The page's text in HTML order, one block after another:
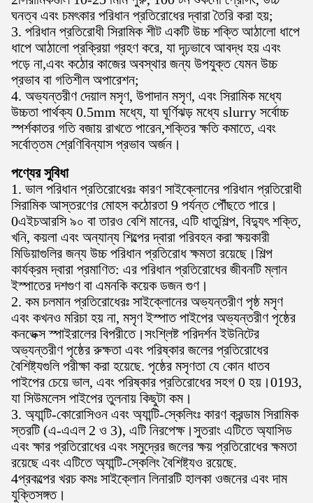
ঘনত্ব এবং চমৎকার পরিধান প্রতিরোধের দ্বারা তৈরি করা হয়;
3. পরিধান প্রতিরোধী সিরামিক শীট একটি উচ্চ শক্তি আঠালো ধাপে
ধাপে আঠালো প্রক্রিয়া গ্রহণ করে, যা দৃঢ়ভাবে আবদ্ধ হয় এবং
পড়ে না,এবং কঠোর কাজের অবস্থার জন্য উপযুক্ত যেমন উচ্চ
প্রভাব বা গতিশীল অপারেশন;
4. অভ্যন্তরীণ দেয়াল মসৃণ, উপাদান মসৃণ, এবং সিরামিক মধ্যে
উচ্চতা পার্থক্য 0.5mm মধ্যে, যা ঘূর্ণিঝড় মধ্যে slurry সর্বোচ্চ
স্পর্শকাতর গতি বজায় রাখতে পারেন,শক্তির ক্ষতি কমাতে, এবং
সর্বোত্তম শ্রেণিবিন্যাস প্রভাব অর্জন।
পণ্যের সুবিধা
1. ভাল পরিধান প্রতিরোধেরঃ কারণ সাইক্লোনের পরিধান প্রতিরোধী
সিরামিক আস্তরণের মোহস কঠোরতা 9 পর্যন্ত পৌঁছতে পারে।
0এইচআরসি ৯০ বা তারও বেশি মানের, এটি ধাতুশিল্প, বিদ্যুৎ শক্তি,
খনি, কয়লা এবং অন্যান্য শিল্পের দ্বারা পরিবহন করা ক্ষয়কারী
মিডিয়াগুলির জন্য উচ্চ পরিধান প্রতিরোধ ক্ষমতা রয়েছে।শিল্প
কার্যক্রম দ্বারা প্রমাণিত: এর পরিধান প্রতিরোধের জীবনটি ম্লান
ইস্পাতের দশগুণ বা এমনকি কয়েক ডজন গুণ।
2. কম চলমান প্রতিরোধেরঃ সাইক্লোনের অভ্যন্তরীণ পৃষ্ঠ মসৃণ
এবং কখনও মরিচা হয় না, মসৃণ ইস্পাত পাইপের অভ্যন্তরীণ পৃষ্ঠের
কনভেক্স স্পাইরালের বিপরীতে।সংশ্লিষ্ট পরিদর্শন ইউনিটের
অভ্যন্তরীণ পৃষ্ঠের রুক্ষতা এবং পরিষ্কার জলের প্রতিরোধের
বৈশিষ্ট্যগুলি পরীক্ষা করা হয়েছে. পৃষ্ঠের মসৃণতা যে কোন ধাতব
পাইপের চেয়ে ভাল, এবং পরিষ্কার প্রতিরোধের সহগ 0 হয়।0193,
যা সিউমলেস পাইপের তুলনায় কিছুটা কম।
3. অ্যান্টি-কোরোসিওন এবং অ্যান্টি-স্কেলিংঃ কারণ করন্ডাম সিরামিক
স্তরটি (এ-এএল 2 ও 3), এটি নিরপেক্ষ।সুতরাং এটিতে অ্যাসিড
এবং ক্ষার প্রতিরোধের এবং সমুদ্রের জলের ক্ষয় প্রতিরোধের ক্ষমতা
রয়েছে এবং এটিতে অ্যান্টি-স্কেলিং বৈশিষ্ট্যও রয়েছে.
4প্রকল্পের খরচ কমঃ সাইক্লোন লিনারটি হালকা ওজনের এবং দাম
যুক্তিসঙ্গত।